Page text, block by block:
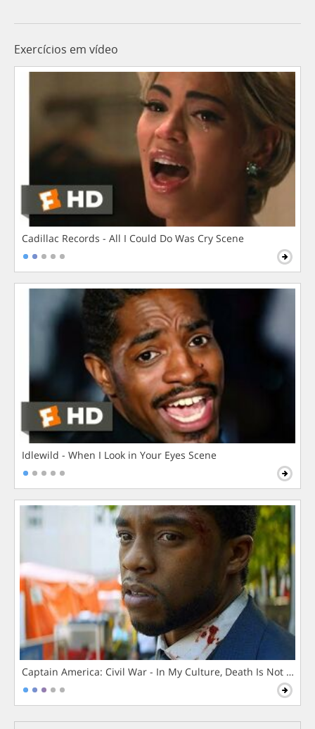
Exercícios em vídeo
Cadillac Records - All I Could Do Was Cry Scene
Idlewild - When I Look in Your Eyes Scene
Captain America: Civil War - In My Culture, Death Is Not The